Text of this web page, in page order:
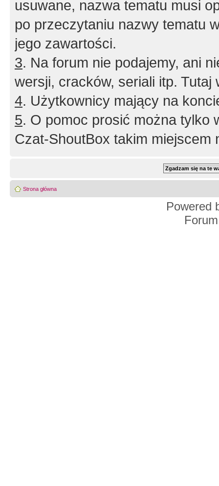
usuwane, nazwa tematu musi
po przeczytaniu nazwy tematu
jego zawartości.
3. Na forum nie podajemy, ani
wersji, cracków, seriali itp. Tutaj
4. Użytkownicy mający na
5. O pomoc prosić można tylko
Czat-ShoutBox takim miejscem
Strona główna
Powered